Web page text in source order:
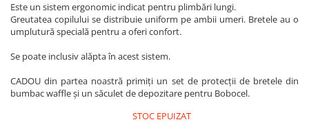
Este un sistem ergonomic indicat pentru plimbări lungi.
Greutatea copilului se distribuie uniform pe ambii umeri. Bretele au o
umplutură specială pentru a oferi confort.
Se poate inclusiv alăpta în acest sistem.
CADOU din partea noastră primiți un set de protecții de bretele din
bumbac waffle și un săculet de depozitare pentru Bobocel.
STOC EPUIZAT